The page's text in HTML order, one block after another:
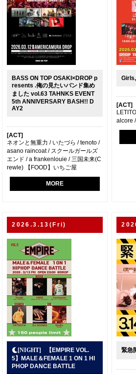
BASS ON TOP OSAKI×DROP p
resents .俺の見たいバンド集め
ました vol.63 TAHNKS EVENT
5th ANNIVERSARY BASH!! D
AY2
[ACT]
ネオンと無重力 / いたづら / tenoto /
asano raincoat / スクールガールズ
エンド / a frankenlouie / 三国未来(C
rewle) 【FOOD】いちご屋
MORE
[ACT]
alcore
2026.3.13(Fri)
【EMPIRE VOL.
5】MALE＆FEMALE 1 ON 1 HI
PHOP DANCE BATTLE
緊急